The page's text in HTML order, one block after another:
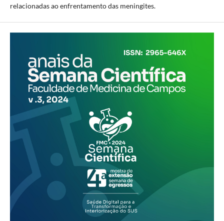
relacionadas ao enfrentamento das meningites.